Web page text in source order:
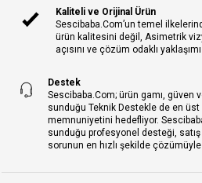
Kaliteli ve Orijinal Ürün
Sescibaba.Com’un temel
ürün kalitesini değil, Asimetrik
açısını ve çözüm odaklı
Destek
Sescibaba.Com; ürün gamı, güven
sunduğu Teknik Destekle de en
memnuniyetini hedefliyor.
sunduğu profesyonel desteği,
sorunun en hızlı şekilde